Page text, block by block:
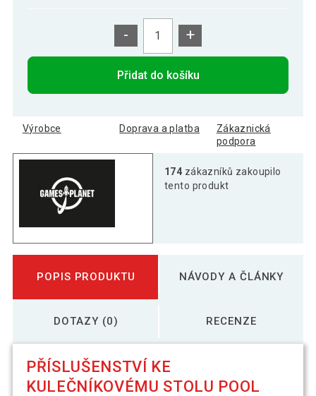
- +
Přidat do košíku
Výrobce Doprava a platba
Zákaznická
podpora
174 zákazníků zakoupilo
tento produkt
POPIS PRODUKTU NÁVODY A ČLÁNKY
DOTAZY (0) RECENZE
PŘÍSLUŠENSTVÍ KE
KULEČNÍKOVÉMU STOLU POOL